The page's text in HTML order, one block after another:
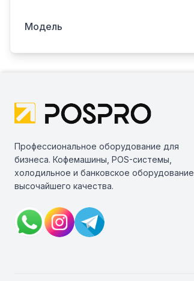
Модель
Профессиональное оборудование для
бизнеса. Кофемашины, POS-системы,
холодильное и банковское оборудование
высочайшего качества.